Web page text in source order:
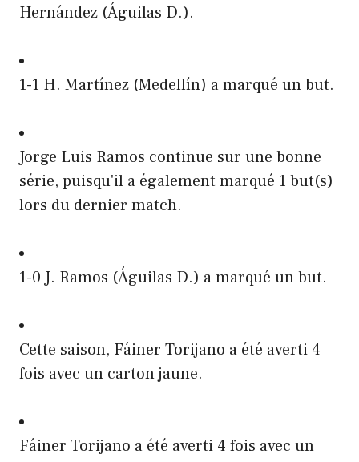
Hernández (Águilas D.).
1-1 H. Martínez (Medellín) a marqué un but.
Jorge Luis Ramos continue sur une bonne
série, puisqu'il a également marqué 1 but(s)
lors du dernier match.
1-0 J. Ramos (Águilas D.) a marqué un but.
Cette saison, Fáiner Torijano a été averti 4
fois avec un carton jaune.
Fáiner Torijano a été averti 4 fois avec un